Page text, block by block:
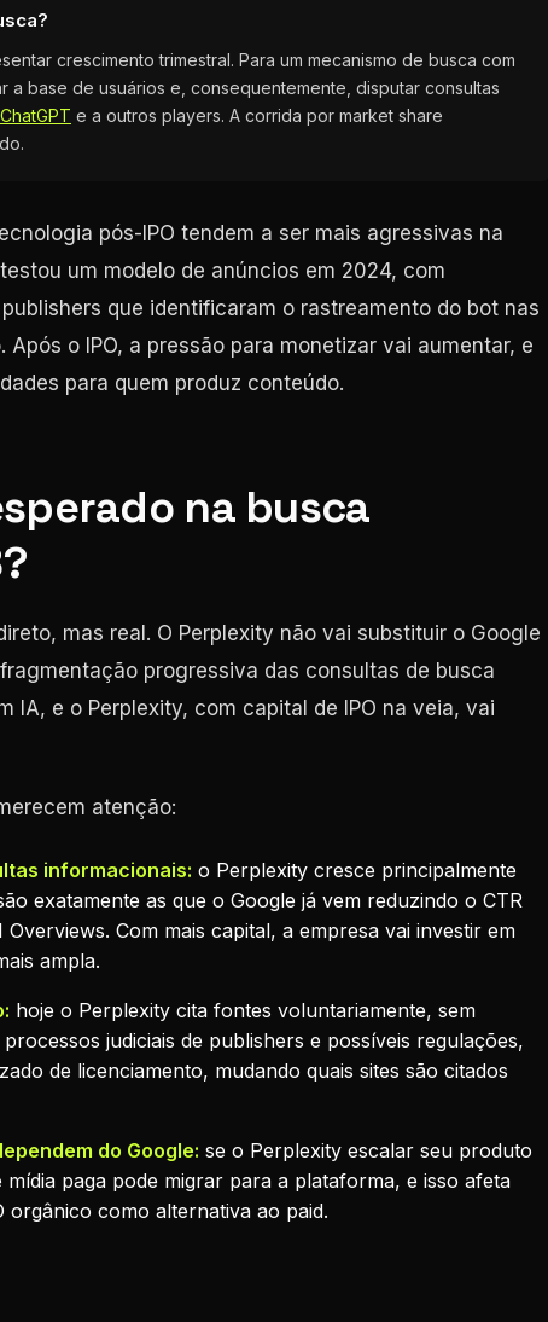
crescimento trimestral. Para um mecanismo de busca com
a base de usuários e, consequentemente, disputar consultas
ChatGPT e a outros players. A corrida por market share
pós-IPO tendem a ser mais agressivas na
um modelo de anúncios em 2024, com
que identificaram o rastreamento do bot nas
o IPO, a pressão para monetizar vai aumentar, e
para quem produz conteúdo.
na busca
mas real. O Perplexity não vai substituir o Google
progressiva das consultas de busca
IA, e o Perplexity, com capital de IPO na veia, vai
atenção:
informacionais: o Perplexity cresce principalmente
exatamente as que o Google já vem reduzindo o CTR
Com mais capital, a empresa vai investir em
ampla.
hoje o Perplexity cita fontes voluntariamente, sem
judiciais de publishers e possíveis regulações,
de licenciamento, mudando quais sites são citados
do Google: se o Perplexity escalar seu produto
paga pode migrar para a plataforma, e isso afeta
orgânico como alternativa ao paid.